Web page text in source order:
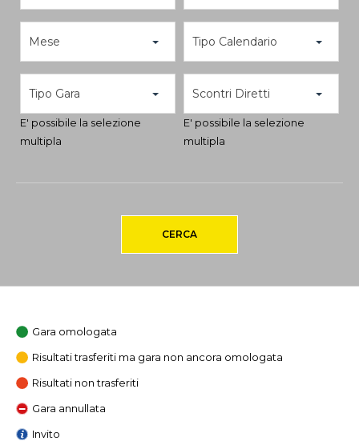
Mese Tipo Calendario
Tipo Gara
E' possibile la selezione
multipla
Scontri Diretti
E' possibile la selezione
multipla
CERCA
Gara omologata
Risultati trasferiti ma gara non ancora omologata
Risultati non trasferiti
Gara annullata
Invito